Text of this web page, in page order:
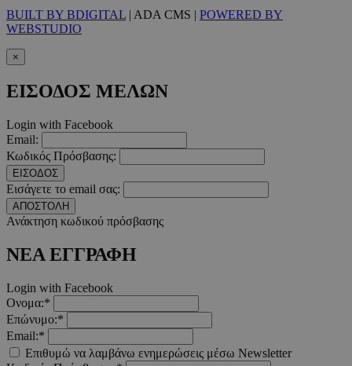
BUILT BY BDIGITAL | ADA CMS | POWERED BY
WEBSTUDIO
×
ΕΙΣΟΔΟΣ ΜΕΛΩΝ
Login with Facebook
Email:
Κωδικός Πρόσβασης:
ΕΙΣΟΔΟΣ
Εισάγετε το email σας:
ΑΠΟΣΤΟΛΗ
Ανάκτηση κωδικού πρόσβασης
ΝΕΑ ΕΓΓΡΑΦΗ
Login with Facebook
Ονομα:*
Επώνυμο:*
Email:*
Επιθυμώ να λαμβάνω ενημερώσεις μέσω Newsletter
AdSphere-GDPR